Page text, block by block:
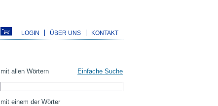
LOGIN ÜBER UNS KONTAKT
mit allen Wörtern Einfache Suche
mit einem der Wörter